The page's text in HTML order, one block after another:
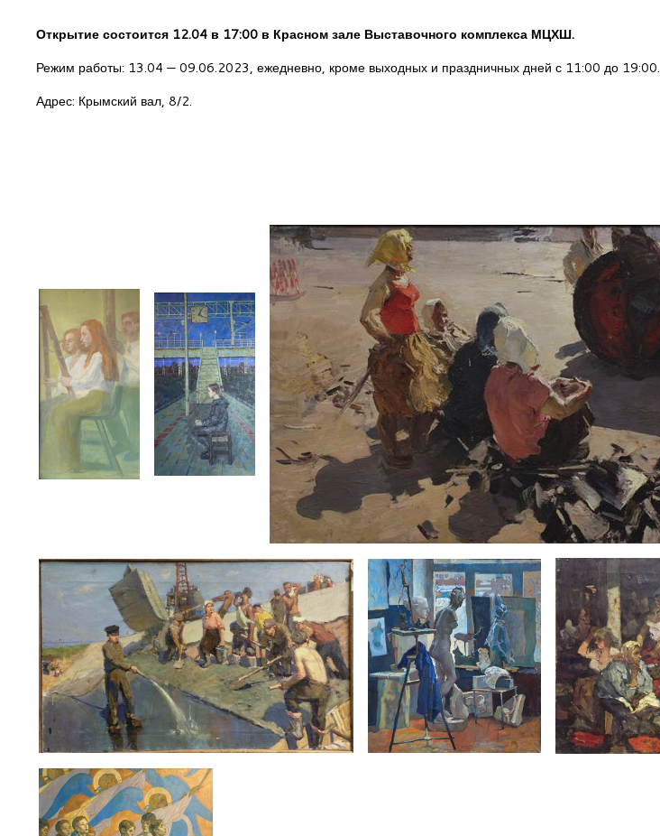
Открытие состоится 12.04 в 17:00 в Красном зале Выставочного комплекса МЦХШ.
Режим работы: 13.04 — 09.06.2023, ежедневно, кроме выходных и праздничных дней с 11:00 до 19:00.
Адрес: Крымский вал, 8/2.